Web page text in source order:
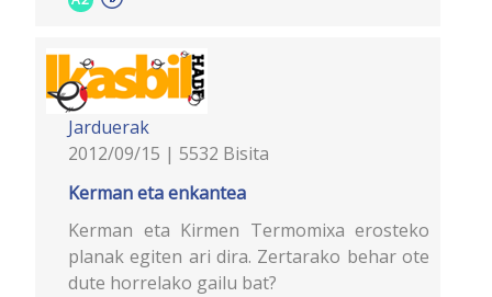
Jarduerak
2012/09/15 | 5532 Bisita
Kerman eta enkantea
Kerman eta Kirmen Termomixa erosteko
planak egiten ari dira. Zertarako behar ote
dute horrelako gailu bat?